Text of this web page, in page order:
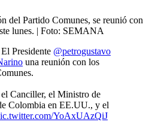
del Partido Comunes, se reunió con
lunes. | Foto: SEMANA
El Presidente @petrogustavo
una reunión con los
Canciller, el Ministro de
Colombia en EE.UU., y el
YoAxUAzQiJ